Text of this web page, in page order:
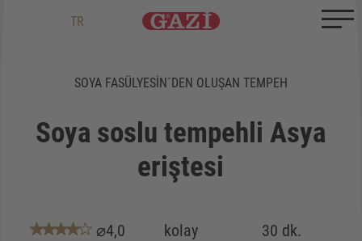
TR
SOYA FASÜLYESIN´DEN OLUŞAN TEMPEH
Soya soslu tempehli Asya
eriştesi
⌀4,0 kolay 30 dk.